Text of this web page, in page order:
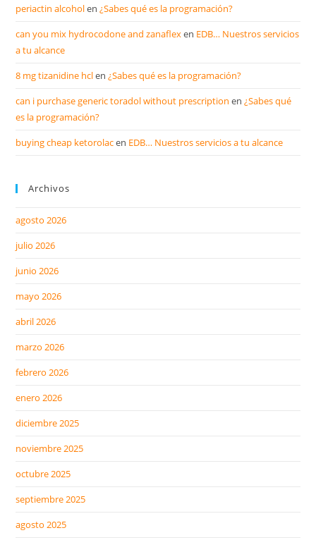
periactin alcoholen¿Sabes qué es la programación?
can you mix hydrocodone and zanaflexen EDB… Nuestros servicios
a tu alcance
8 mg tizanidine hclen¿Sabes qué es la programación?
can i purchase generic toradol without prescription en¿Sabes qué
es la programación?
buying cheap ketorolacen EDB… Nuestros servicios a tu alcance
Archivos
agosto 2026
julio 2026
junio 2026
mayo 2026
abril 2026
marzo 2026
febrero 2026
enero 2026
diciembre 2025
noviembre 2025
octubre 2025
septiembre 2025
agosto 2025